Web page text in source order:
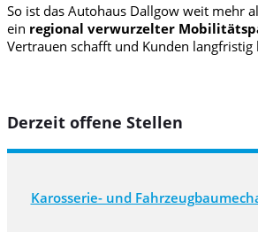
So ist das Autohaus Dallgow weit mehr
ein regional verwurzelter
Vertrauen schafft und Kunden langfristig
Derzeit offene Stellen
Karosserie- und